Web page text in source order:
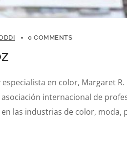
0 COMMENTS
en color, Margaret
internacional de
las industrias de color, moda,